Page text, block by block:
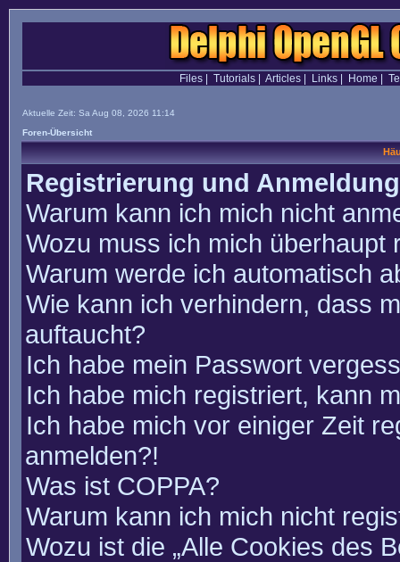
Files| Tutorials| Articles| Links| Home
Aktuelle Zeit: Sa Aug 08, 2026 11:14
Foren-Übersicht
Registrierung und Anmeldung
Warum kann ich mich nicht
Wozu muss ich mich überhaupt
Warum werde ich automatisch
Wie kann ich verhindern, dass
auftaucht?
Ich habe mein Passwort
Ich habe mich registriert, kann
Ich habe mich vor einiger Zeit
anmelden?!
Was ist COPPA?
Warum kann ich mich nicht
Wozu ist die „Alle Cookies des